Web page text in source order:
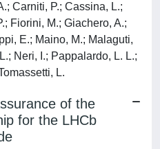
Carniti, P.; Cassina, L.;
Fiorini, M.; Giachero, A.;
E.; Maino, M.; Malaguti,
Neri, I.; Pappalardo, L. L.;
L.
of the
for the LHCb